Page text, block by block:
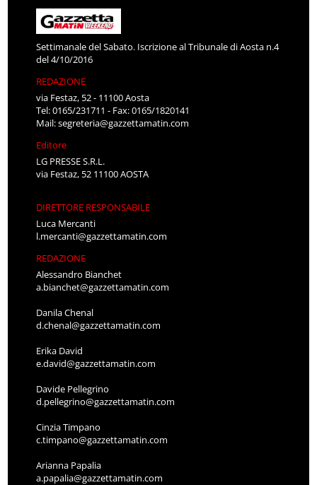
Settimanale del Sabato. Iscrizione al Tribunale di Aosta n.4
del 4/10/2016
REDAZIONE
via Festaz, 52 - 11100 Aosta
Tel: 0165/231711 - Fax: 0165/1820141
Mail:segreteria@gazzettamatin.com
Editore
LG PRESSE S.R.L.
via Festaz, 52 11100 AOSTA
DIRETTORE RESPONSABILE
Luca Mercanti
l.mercanti@gazzettamatin.com
REDAZIONE
Alessandro Bianchet
a.bianchet@gazzettamatin.com
Danila Chenal
d.chenal@gazzettamatin.com
Erika David
e.david@gazzettamatin.com
Davide Pellegrino
d.pellegrino@gazzettamatin.com
Cinzia Timpano
c.timpano@gazzettamatin.com
Arianna Papalia
a.papalia@gazzettamatin.com